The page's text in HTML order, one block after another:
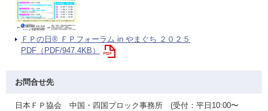
ＦＰの日® ＦＰフォーラム in やまぐち ２０２５
PDF（PDF/947.4KB）
お問合せ先
日本ＦＰ協会 中国・四国ブロック事務所 (受付：平日10:00〜